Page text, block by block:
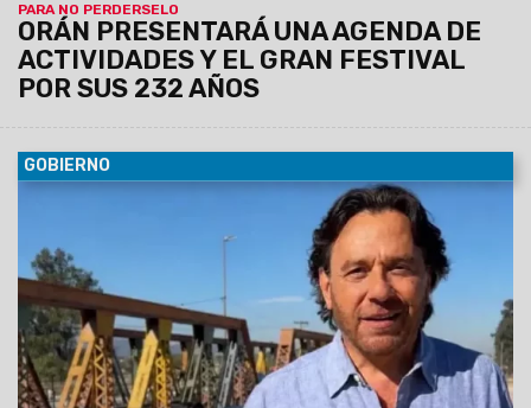
PARA NO PERDERSELO
ORÁN PRESENTARÁ UNA AGENDA DE
ACTIVIDADES Y EL GRAN FESTIVAL
POR SUS 232 AÑOS
GOBIERNO
El Gobernador recorrió los frentes de trabajo
de este proyecto vial estratégico. Se está finalizando el
nuevo puente, avanza la pavimentación de acceso, la
rotonda en el municipio de Vaqueros y la autopista.